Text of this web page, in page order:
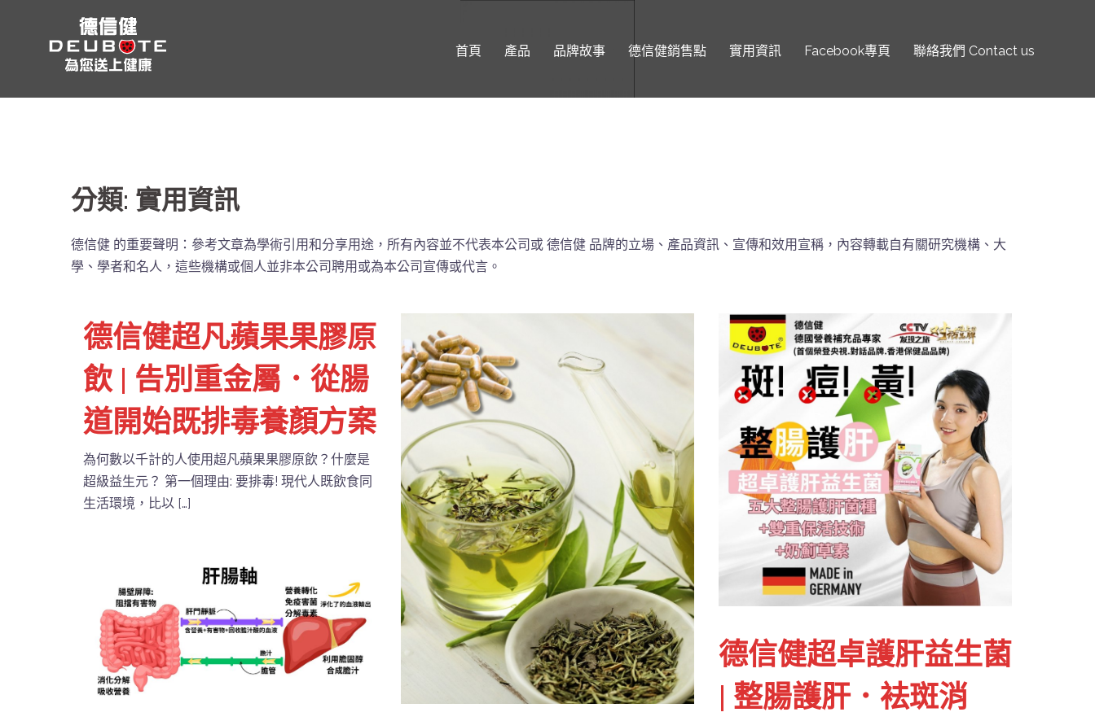
內
首頁 產品 品牌故事 德信健銷售點 實用資訊 Facebook專頁 聯絡我們 Contact us
分類: 實用資訊
德信健 的重要聲明：參考文章為學術引用和分享用途，所有內容並不代表本公司或 德信健 品牌的立場、產品資訊、宣傳和效用宣稱，內容轉載自有關研究機構、大
學、學者和名人，這些機構或個人並非本公司聘用或為本公司宣傳或代言。
德信健超凡蘋果果膠原
飲 | 告別重金屬．從腸
道開始既排毒養顏方案
為何數以千計的人使用超凡蘋果果膠原飲？什麼是
超級益生元？ 第一個理由: 要排毒! 現代人既飲食同
生活環境，比以 […]
德信健超卓護肝益生菌
| 整腸護肝．袪斑消